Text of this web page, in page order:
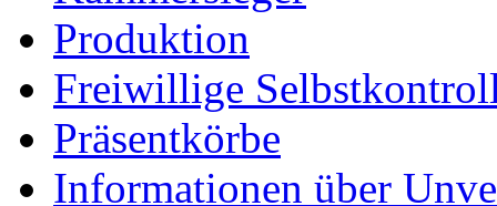
Produktion
Freiwillige
Präsentkörbe
Informationen über